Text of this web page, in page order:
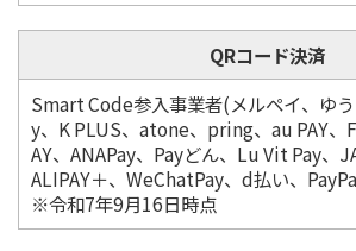
QRコード決済
Smart Code参入事業者(メルペイ、ゆ
y、K PLUS、atone、pring、au PAY、
AY、ANAPay、Payどん、Lu Vit Pay、
ALIPAY＋、WeChatPay、d払い、
※令和7年9月16日時点